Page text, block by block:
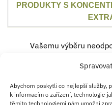
Abychom poskytli co nejlepší služby,
k informacím o zařízení, technologie
těmito technologiemi nám umožní
PRODUKTY S
Vašemu výběru
Credit
Card
Klarna